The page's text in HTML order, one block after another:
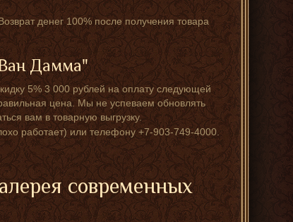
денег 100% после получения товара
Дамма"
5% 3 000 рублей на оплату следующей
цена. Мы не успеваем обновлять
вам в товарную выгрузку.
работает) или телефону +7-903-749-4000.
современных